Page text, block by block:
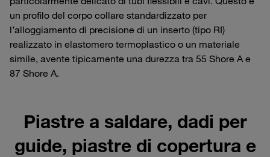
un profilo del corpo collare standardizzato per
l’alloggiamento di precisione di un inserto (tipo RI)
realizzato in elastomero termoplastico o un materiale
simile, avente tipicamente una durezza tra 55 Shore A e
87 Shore A.
Piastre a saldare, dadi per
guide, piastre di copertura e